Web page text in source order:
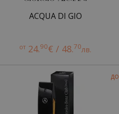
ACQUA DI GIO
от 24.90€ / 48.70лв.
до